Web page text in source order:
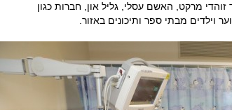
מרקט, האשם עסלי, גליל און, חברות כגון
וילדים מבתי ספר ותיכונים באזור.